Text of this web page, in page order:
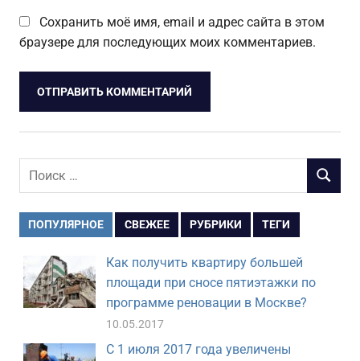
Сохранить моё имя, email и адрес сайта в этом
браузере для последующих моих комментариев.
Поиск
ПОИСК
ПОПУЛЯРНОЕ СВЕЖЕЕ РУБРИКИ ТЕГИ
Как получить квартиру большей
площади при сносе пятиэтажки по
программе реновации в Москве?
10.05.2017
С 1 июля 2017 года увеличены